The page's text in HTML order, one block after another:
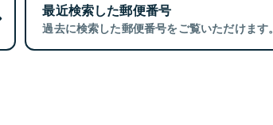
最近検索した郵便番号
過去に検索した郵便番号をご覧いただけます。